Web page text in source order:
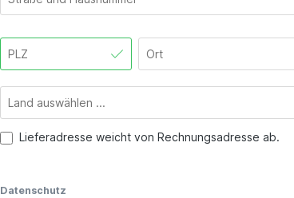
Lieferadresse weicht von Rechnungsadresse ab.
Datenschutz